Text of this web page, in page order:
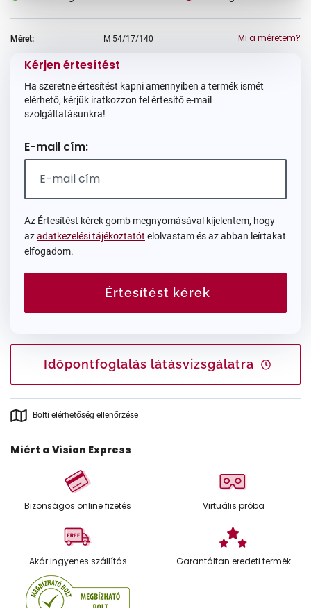
Méret: M 54/17/140 Mi a méretem?
Kérjen értesítést
Ha szeretne értesítést kapni amennyiben a termék ismét
elérhető, kérjük iratkozzon fel értesítő e-mail
szolgáltatásunkra!
E-mail cím:
Az Értesítést kérek gomb megnyomásával kijelentem, hogy
azadatkezelési tájékoztatót elolvastam és az abban leírtakat
elfogadom.
Értesítést kérek
Időpontfoglalás látásvizsgálatra
Bolti elérhetőség ellenőrzése
Miért a Vision Express
Bizonságos online fizetés Virtuális próba
Akár ingyenes szállítás Garantáltan eredeti termék